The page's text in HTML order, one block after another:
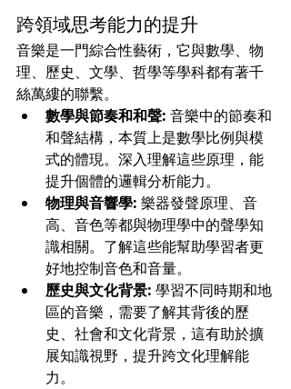
跨領域思考能力的提升
音樂是一門綜合性藝術，它與數學、物
理、歷史、文學、哲學等學科都有著千
絲萬縷的聯繫。
數學與節奏和和聲: 音樂中的節奏和
和聲結構，本質上是數學比例與模
式的體現。深入理解這些原理，能
提升個體的邏輯分析能力。
物理與音響學: 樂器發聲原理、音
高、音色等都與物理學中的聲學知
識相關。了解這些能幫助學習者更
好地控制音色和音量。
歷史與文化背景: 學習不同時期和地
區的音樂，需要了解其背後的歷
史、社會和文化背景，這有助於擴
展知識視野，提升跨文化理解能
力。